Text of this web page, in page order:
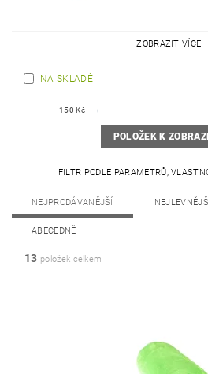
ZOBRAZIT VÍCE
NA SKLADĚ
150 Kč
POLOŽEK K
FILTR PODLE PARAMETRŮ,
NEJPRODÁVANĚJŠÍ
ABECEDNĚ
13 položek celkem